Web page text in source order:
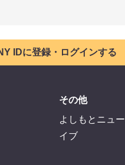
IDに登録・ログインする
その他
よしもとニュ
イブ